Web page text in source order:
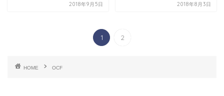
2018年9月5日 2018年8月3日
1 2
HOME OCF